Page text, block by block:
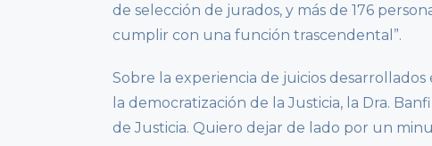
de selección de jurados, y más de 176
cumplir con una función trascendental”.
Sobre la experiencia de juicios
la democratización de la Justicia, la Dra.
de Justicia. Quiero dejar de lado por un